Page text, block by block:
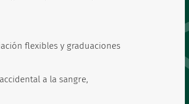
flexibles y graduaciones
a la sangre,